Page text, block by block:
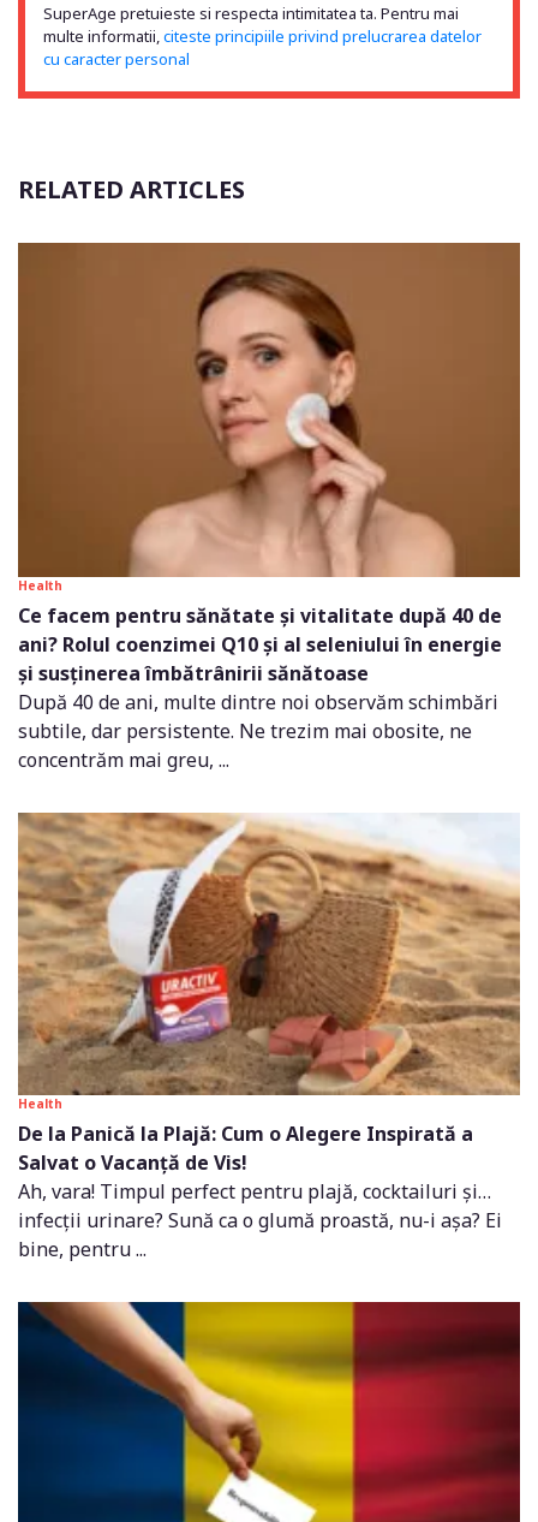
SuperAge pretuieste si respecta intimitatea ta. Pentru mai
multe informatii, citeste principiile privind prelucrarea datelor
cu caracter personal
RELATED ARTICLES
Health
Ce facem pentru sănătate și vitalitate după 40 de
ani? Rolul coenzimei Q10 și al seleniului în energie
și susținerea îmbătrânirii sănătoase
După 40 de ani, multe dintre noi observăm schimbări
subtile, dar persistente. Ne trezim mai obosite, ne
concentrăm mai greu, ...
Health
De la Panică la Plajă: Cum o Alegere Inspirată a
Salvat o Vacanță de Vis!
Ah, vara! Timpul perfect pentru plajă, cocktailuri și…
infecții urinare? Sună ca o glumă proastă, nu-i așa? Ei
bine, pentru ...